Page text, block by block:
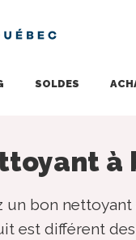
SOLDES
à
un bon nettoyant
est différent